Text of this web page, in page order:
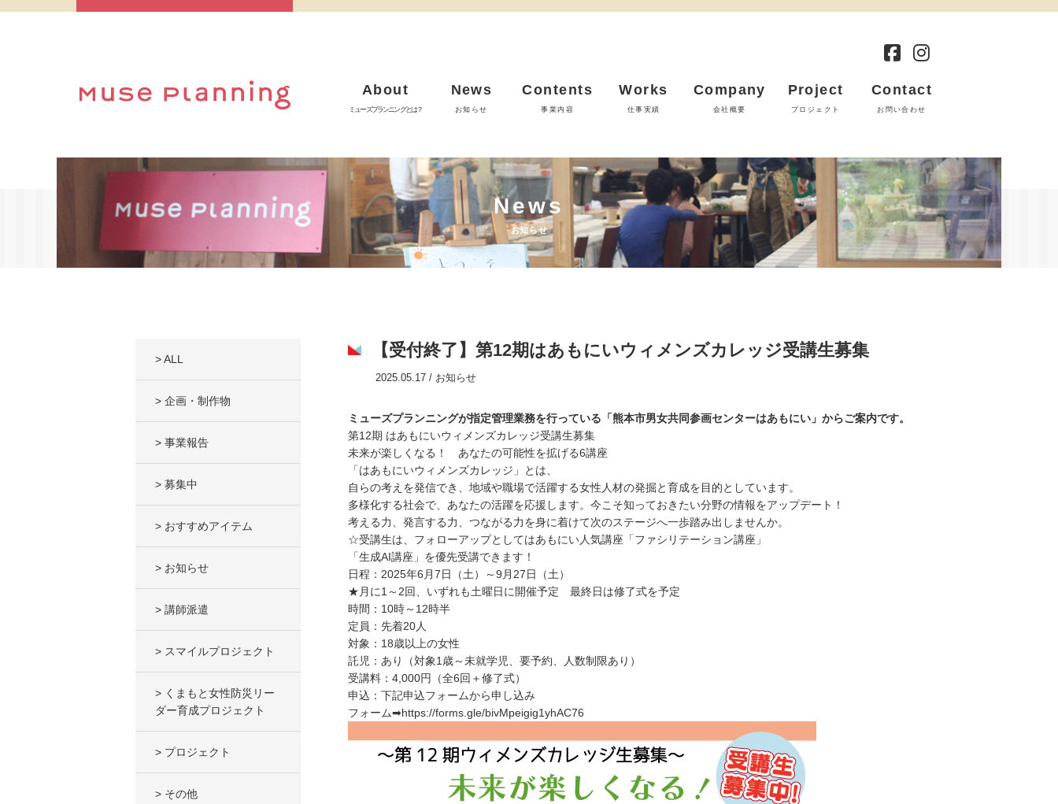
About
ミューズプランニングとは？
News
お知らせ
Contents
事業内容
Works
仕事実績
Company
会社概要
Project
プロジェクト
Contact
お問い合わせ
News
お知らせ
> ALL
> 企画・制作物
> 事業報告
> 募集中
> おすすめアイテム
> お知らせ
> 講師派遣
> スマイルプロジェクト
> くまもと女性防災リー
ダー育成プロジェクト
> プロジェクト
> その他
【受付終了】第12期はあもにいウィメンズカレッジ受講生募集
2025.05.17 / お知らせ
ミューズプランニングが指定管理業務を行っている「熊本市男女共同参画センターはあもにい」からご案内です。
第12期 はあもにいウィメンズカレッジ受講生募集
未来が楽しくなる！ あなたの可能性を拡げる6講座
「はあもにいウィメンズカレッジ」とは、
自らの考えを発信でき、地域や職場で活躍する女性人材の発掘と育成を目的としています。
多様化する社会で、あなたの活躍を応援します。今こそ知っておきたい分野の情報をアップデート！
考える力、発言する力、つながる力を身に着けて次のステージへ一歩踏み出しませんか。
☆受講生は、フォローアップとしてはあもにい人気講座「ファシリテーション講座」
「生成AI講座」を優先受講できます！
日程：2025年6月7日（土）～9月27日（土）
★月に1～2回、いずれも土曜日に開催予定 最終日は修了式を予定
時間：10時～12時半
定員：先着20人
対象：18歳以上の女性
託児：あり（対象1歳～未就学児、要予約、人数制限あり）
受講料：4,000円（全6回＋修了式）
申込：下記申込フォームから申し込み
フォーム➡https://forms.gle/bivMpeigig1yhAC76